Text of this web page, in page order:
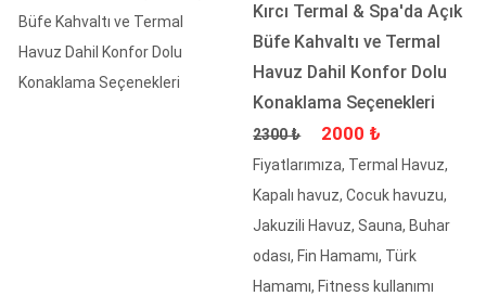
Kırcı Termal & Spa'da Açık
Büfe Kahvaltı ve Termal
Havuz Dahil Konfor Dolu
Konaklama Seçenekleri
Fiyat
2300 ₺ İndirimli Fiyat
2000 ₺
Fiyatlarımıza, Termal Havuz,
Kapalı havuz, Cocuk havuzu,
Jakuzili Havuz, Sauna, Buhar
odası, Fin Hamamı, Türk
Hamamı, Fitness kullanımı